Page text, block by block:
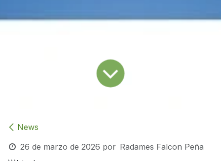
News
26 de marzo de 2026 por Radames Falcon Peña